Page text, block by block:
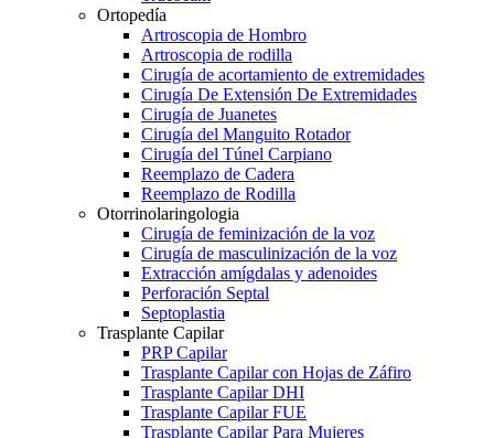
Ortopedía
Artroscopia de Hombro
Artroscopia de rodilla
Cirugía de acortamiento de extremidades
Cirugía De Extensión De Extremidades
Cirugía de Juanetes
Cirugía del Manguito Rotador
Cirugía del Túnel Carpiano
Reemplazo de Cadera
Reemplazo de Rodilla
Otorrinolaringologia
Cirugía de feminización de la voz
Cirugía de masculinización de la voz
Extracción amígdalas y adenoides
Perforación Septal
Septoplastia
Trasplante Capilar
PRP Capilar
Trasplante Capilar con Hojas de Záfiro
Trasplante Capilar DHI
Trasplante Capilar FUE
Trasplante Capilar Para Mujeres